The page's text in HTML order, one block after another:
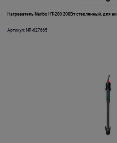
Нагреватель Naribo HT-200 200Вт стеклянный, для
Артикул: NR-627665